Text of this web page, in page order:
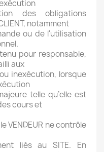
des obligations
notamment
ou de l'utilisation
pour responsable,
aux
inexécution, lorsque
telle qu’elle est
cours et
VENDEUR ne contrôle
liés au SITE. En